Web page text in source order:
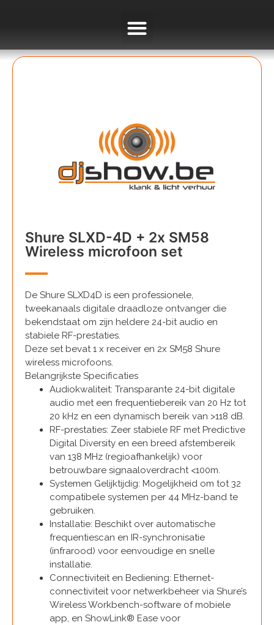
Shure SLXD-4D + 2x SM58
Wireless microfoon set
De Shure SLXD4D is een professionele,
tweekanaals digitale draadloze ontvanger die
bekendstaat om zijn heldere 24-bit audio en
stabiele RF-prestaties.
Deze set bevat 1 x receiver en 2x SM58 Shure
wireless microfoons.
Belangrijkste Specificaties
Audiokwaliteit: Transparante 24-bit digitale
audio met een frequentiebereik van 20 Hz tot
20 kHz en een dynamisch bereik van >118 dB.
RF-prestaties: Zeer stabiele RF met Predictive
Digital Diversity en een breed afstembereik
van 138 MHz (regioafhankelijk) voor
betrouwbare signaaloverdracht <100m.
Systemen Gelijktijdig: Mogelijkheid om tot 32
compatibele systemen per 44 MHz-band te
gebruiken.
Installatie: Beschikt over automatische
frequentiescan en IR-synchronisatie
(infrarood) voor eenvoudige en snelle
installatie.
Connectiviteit en Bediening: Ethernet-
connectiviteit voor netwerkbeheer via Shure’s
Wireless Workbench-software of mobiele
app, en ShowLink® Ease voor